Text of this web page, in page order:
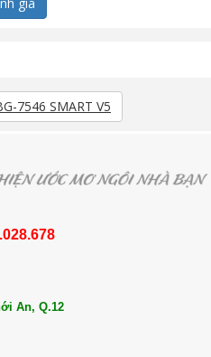
7546 SMART V5
An, Q.12